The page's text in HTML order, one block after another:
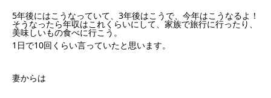
5年後にはこうなっていて、3年後はこうで、今年はこうなるよ！
そうなったら年収はこれくらいにして、家族で旅行に行ったり、
美味しいもの食べに行こう。
1日で10回くらい言っていたと思います。
妻からは